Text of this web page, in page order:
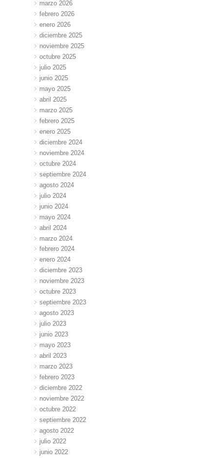
marzo 2026
febrero 2026
enero 2026
diciembre 2025
noviembre 2025
octubre 2025
julio 2025
junio 2025
mayo 2025
abril 2025
marzo 2025
febrero 2025
enero 2025
diciembre 2024
noviembre 2024
octubre 2024
septiembre 2024
agosto 2024
julio 2024
junio 2024
mayo 2024
abril 2024
marzo 2024
febrero 2024
enero 2024
diciembre 2023
noviembre 2023
octubre 2023
septiembre 2023
agosto 2023
julio 2023
junio 2023
mayo 2023
abril 2023
marzo 2023
febrero 2023
diciembre 2022
noviembre 2022
octubre 2022
septiembre 2022
agosto 2022
julio 2022
junio 2022